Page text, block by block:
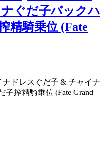
ぐだ子バックハ
精騎乗位 (Fate
ドレスぐだ子 & チャイナ
搾精騎乗位 (Fate Grand